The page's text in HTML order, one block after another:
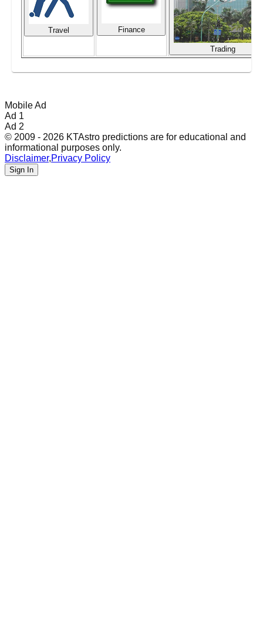
Travel Finance
Trading
Mobile Ad
Ad 1
Ad 2
© 2009 - 2026 KTAstro predictions are for educational and
informational purposes only.
Disclaimer,Privacy Policy
Sign In